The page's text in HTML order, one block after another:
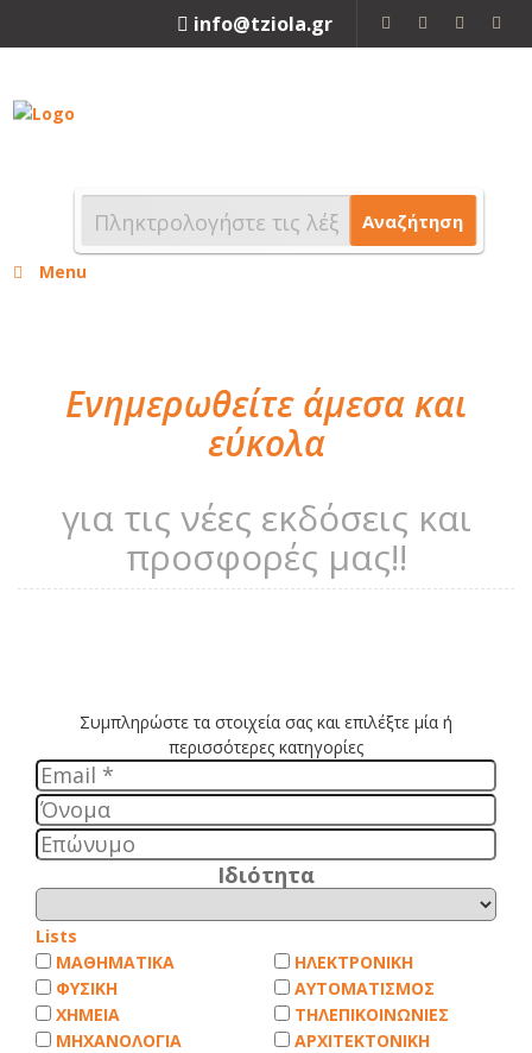
info@tziola.gr
Αναζήτηση
Menu
Ενημερωθείτε άμεσα και
εύκολα
για τις νέες εκδόσεις και
προσφορές μας!!
Ιδιότητα
Lists
ΜΑΘΗΜΑΤΙΚΑ
ΦΥΣΙΚΗ
ΧΗΜΕΙΑ
ΜΗΧΑΝΟΛΟΓΙΑ
ΗΛΕΚΤΡΟΝΙΚΗ
ΑΥΤΟΜΑΤΙΣΜΟΣ
ΤΗΛΕΠΙΚΟΙΝΩΝΙΕΣ
ΑΡΧΙΤΕΚΤΟΝΙΚΗ